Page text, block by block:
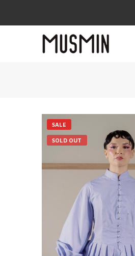
SALE
SOLD OUT